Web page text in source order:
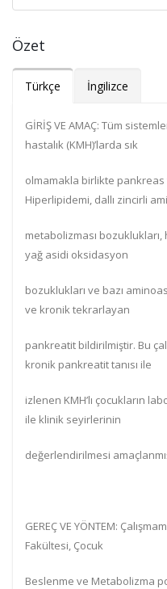
Özet
Türkçe İngilizce
GİRİŞ VE AMAÇ: Tüm
hastalık (KMH)’larda sık
olmamakla birlikte
Hiperlipidemi, dallı zincirli
metabolizması
yağ asidi oksidasyon
bozuklukları ve bazı
ve kronik tekrarlayan
pankreatit bildirilmiştir. Bu
kronik pankreatit tanısı ile
izlenen KMH’lı çocukların
ile klinik seyirlerinin
değerlendirilmesi
GEREÇ VE YÖNTEM:
Fakültesi, Çocuk
Beslenme ve Metabolizma